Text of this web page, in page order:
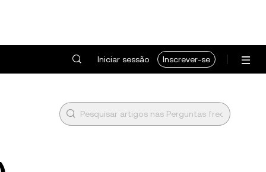
Iniciar sessão Inscrever-se